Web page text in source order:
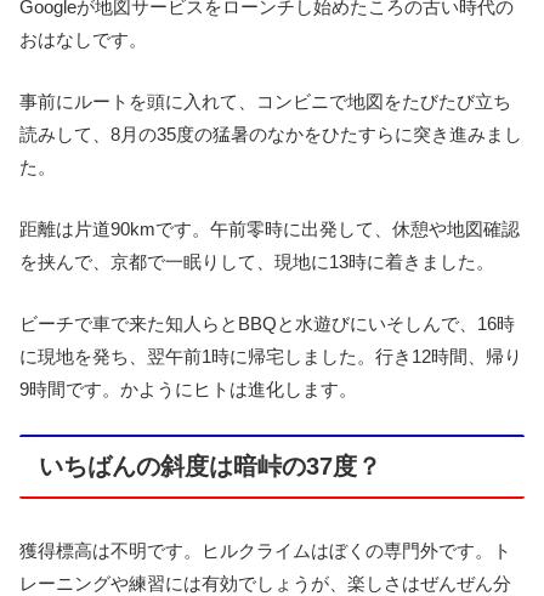
Googleが地図サービスをローンチし始めたころの古い時代の
おはなしです。
事前にルートを頭に入れて、コンビニで地図をたびたび立ち
読みして、8月の35度の猛暑のなかをひたすらに突き進みまし
た。
距離は片道90kmです。午前零時に出発して、休憩や地図確認
を挟んで、京都で一眠りして、現地に13時に着きました。
ビーチで車で来た知人らとBBQと水遊びにいそしんで、16時
に現地を発ち、翌午前1時に帰宅しました。行き12時間、帰り
9時間です。かようにヒトは進化します。
いちばんの斜度は暗峠の37度？
獲得標高は不明です。ヒルクライムはぼくの専門外です。ト
レーニングや練習には有効でしょうが、楽しさはぜんぜん分